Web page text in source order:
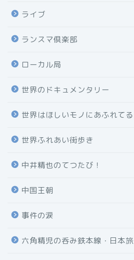
ライブ
ランスマ倶楽部
ローカル局
世界のドキュメンタリー
世界はほしいモノにあふれてる
世界ふれあい街歩き
中井精也のてつたび！
中国王朝
事件の涙
六角精児の呑み鉄本線・日本旅